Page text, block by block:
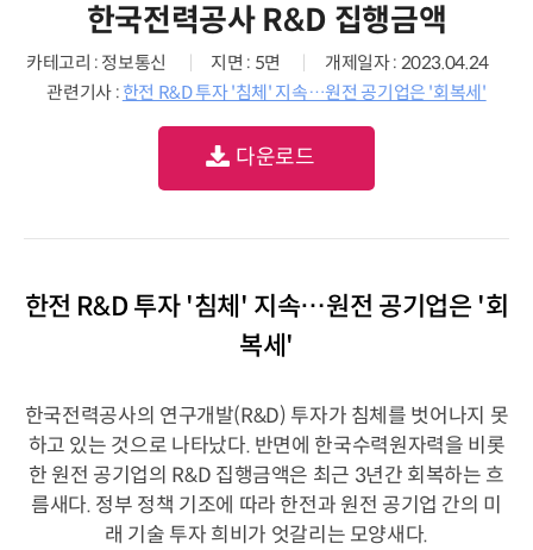
한국전력공사 R&D 집행금액
카테고리 : 정보통신 지면 : 5면
개제일자 : 2023.04.24
관련기사 : 한전 R&D 투자 '침체' 지속…원전 공기업은 '회복세'
다운로드
한전 R&D 투자 '침체' 지속…원전 공기업은 '회
복세'
한국전력공사의 연구개발(R&D) 투자가 침체를 벗어나지 못
하고 있는 것으로 나타났다. 반면에 한국수력원자력을 비롯
한 원전 공기업의 R&D 집행금액은 최근 3년간 회복하는 흐
름새다. 정부 정책 기조에 따라 한전과 원전 공기업 간의 미
래 기술 투자 희비가 엇갈리는 모양새다.